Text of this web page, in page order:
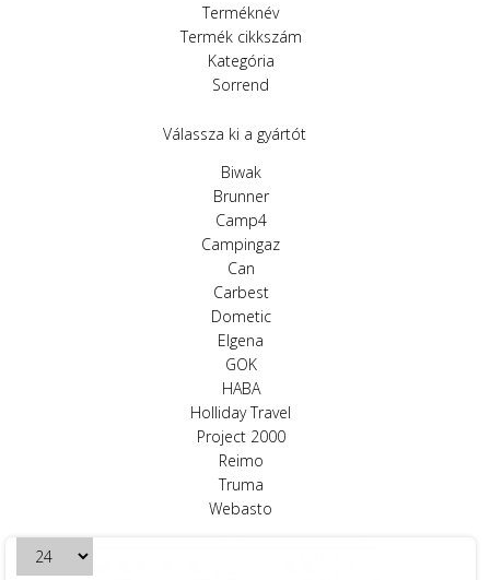
Terméknév
Termék cikkszám
Kategória
Sorrend
Válassza ki a gyártót
Biwak
Brunner
Camp4
Campingaz
Can
Carbest
Dometic
Elgena
GOK
HABA
Holliday Travel
Project 2000
Reimo
Truma
Webasto